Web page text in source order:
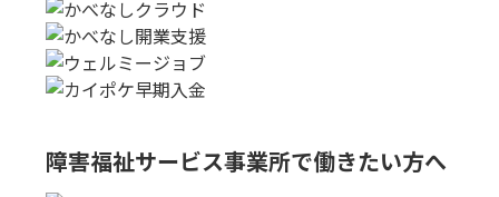
障害福祉サービス事業所で働きたい方へ